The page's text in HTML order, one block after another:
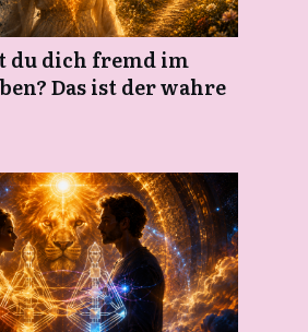
du dich fremd im
Das ist der wahre